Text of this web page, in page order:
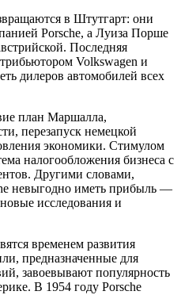
в Штутгарт: они
Porsche, а Луиза Порше
Последняя
Volkswagen и
дилеров автомобилей всех
план Маршалла,
перезапуск немецкой
экономики. Стимулом
налогообложения бизнеса с
Другими словами,
невыгодно иметь прибыль —
исследования и
временем развития
предназначенные для
завоевывают популярность
В 1954 году Porsche